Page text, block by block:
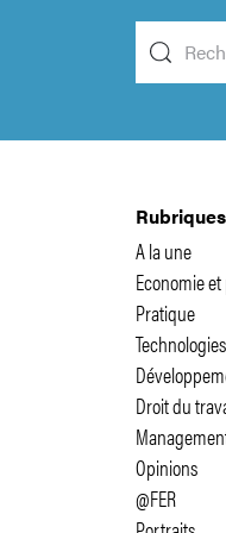
Rubriques
A la une
Economie
Pratique
Technologies
Droit du
Opinions
@FER